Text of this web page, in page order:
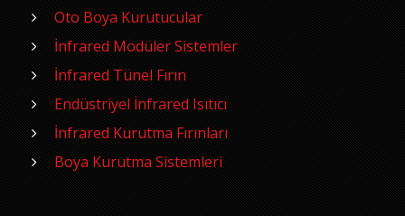
Oto Boya Kurutucular
İnfrared Modüler Sistemler
İnfrared Tünel Fırın
Endüstriyel İnfrared Isıtıcı
İnfrared Kurutma Fırınları
Boya Kurutma Sistemleri